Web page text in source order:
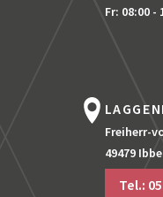
Fr: 08:00 -
Freiherr-
49479
Tel.: